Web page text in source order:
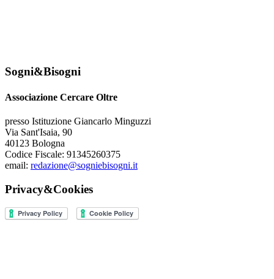
Sogni&Bisogni
Associazione Cercare Oltre
presso Istituzione Giancarlo Minguzzi
Via Sant'Isaia, 90
40123 Bologna
Codice Fiscale: 91345260375
email: redazione@sogniebisogni.it
Privacy&Cookies